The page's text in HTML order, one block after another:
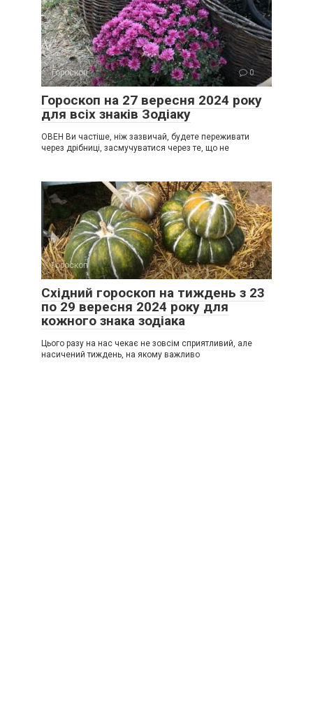
Гороскоп 0
Гороскоп на 27 вересня 2024 року
для всіх знаків Зодіаку
ОВЕН Ви частіше, ніж зазвичай, будете переживати
через дрібниці, засмучуватися через те, що не
Гороскоп 0
Східний гороскоп на тиждень з 23
по 29 вересня 2024 року для
кожного знака зодіака
Цього разу на нас чекає не зовсім сприятливий, але
насичений тиждень, на якому важливо